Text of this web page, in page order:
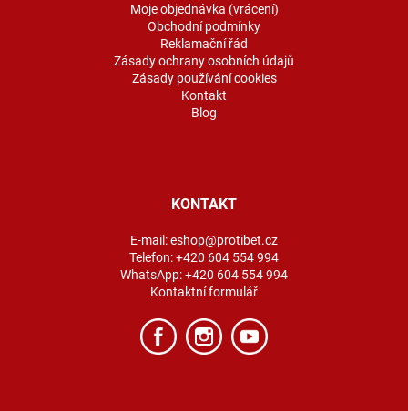
Moje objednávka (vrácení)
Obchodní podmínky
Reklamační řád
Zásady ochrany osobních údajů
Zásady používání cookies
Kontakt
Blog
KONTAKT
E-mail:eshop@protibet.cz
Telefon:+420 604 554 994
WhatsApp:+420 604 554 994
Kontaktní formulář